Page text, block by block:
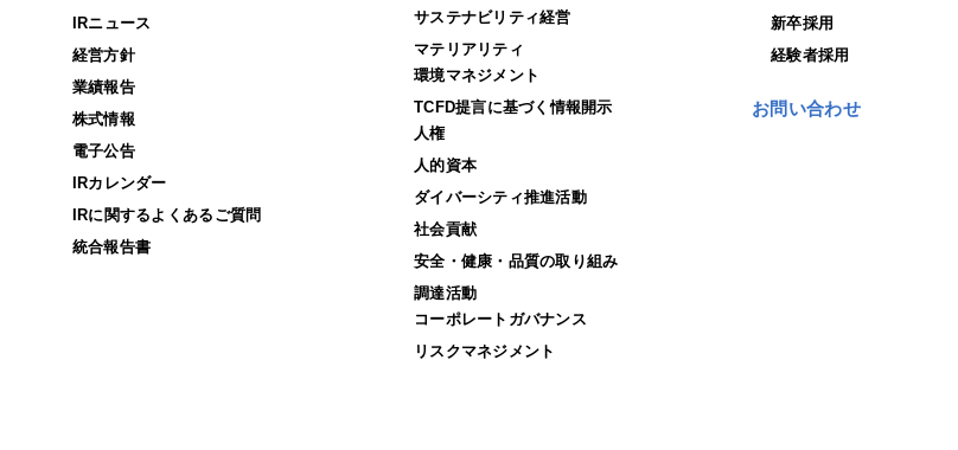
IRニュース
経営方針
業績報告
株式情報
電子公告
IRカレンダー
IRに関するよくあるご質問
統合報告書
サステナビリティ経営
マテリアリティ
環境マネジメント
TCFD提言に基づく情報開示
人権
人的資本
ダイバーシティ推進活動
社会貢献
安全・健康・品質の取り組み
調達活動
コーポレートガバナンス
リスクマネジメント
新卒採用
経験者採用
お問い合わせ